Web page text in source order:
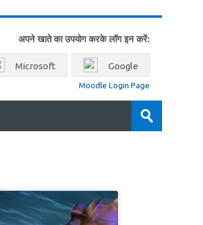
अपने खाते का उपयोग करके लॉग इन करें:
Microsoft Google
Moodle Login Page
जमा
करें